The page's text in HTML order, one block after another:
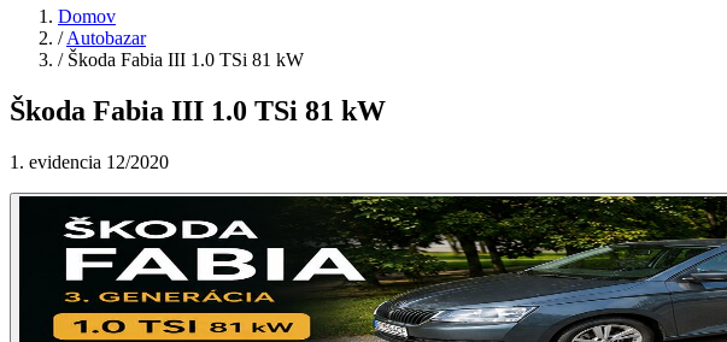
Domov
/ Autobazar
/ Škoda Fabia III 1.0 TSi 81 kW
Škoda Fabia III 1.0 TSi 81 kW
1. evidencia 12/2020